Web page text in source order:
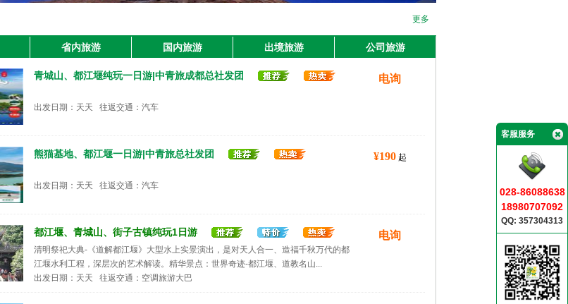
更多
省内旅游 国内旅游 出境旅游 公司旅游
青城山、都江堰纯玩一日游|中青旅成都总社发团
出发日期：天天 往返交通：汽车
电询
熊猫基地、都江堰一日游|中青旅总社发团
出发日期：天天 往返交通：汽车
¥190起
都江堰、青城山、街子古镇纯玩1日游
清明祭祀大典-《道解都江堰》大型水上实景演出，是对天人合一、造福千秋万代的都
江堰水利工程，深层次的艺术解读。精华景点：世界奇迹-都江堰、道教名山...
出发日期：天天 往返交通：空调旅游大巴
电询
客服服务
028-86088638
18980707092
QQ: 357304313